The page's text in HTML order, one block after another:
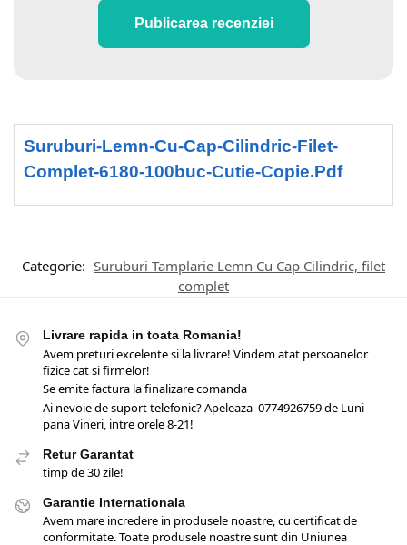
Publicarea recenziei
Suruburi-Lemn-Cu-Cap-Cilindric-Filet-
Complet-6180-100buc-Cutie-Copie.pdf
Categorie: Suruburi Tamplarie Lemn Cu Cap Cilindric, filet
complet
Livrare rapida in toata Romania!
Avem preturi excelente si la livrare! Vindem atat persoanelor
fizice cat si firmelor!
Se emite factura la finalizare comanda
Ai nevoie de suport telefonic? Apeleaza 0774926759 de Luni
pana Vineri, intre orele 8-21!
Retur Garantat
timp de 30 zile!
Garantie Internationala
Avem mare incredere in produsele noastre, cu certificat de
conformitate. Toate produsele noastre sunt din Uniunea